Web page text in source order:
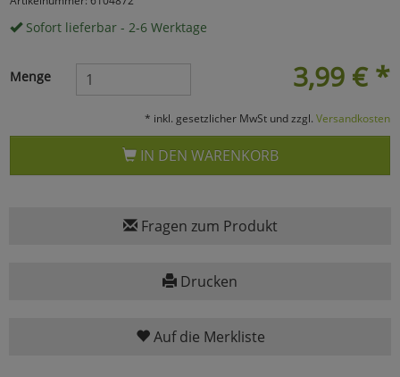
Sofort lieferbar - 2-6 Werktage
3,99 € *
Menge
* inkl. gesetzlicher MwSt und zzgl. Versandkosten
IN DEN WARENKORB
Fragen zum Produkt
Drucken
Auf die Merkliste
Marketing
Umfragetools
Cookies
Alle Akzeptieren
zurück zu Haupptseite